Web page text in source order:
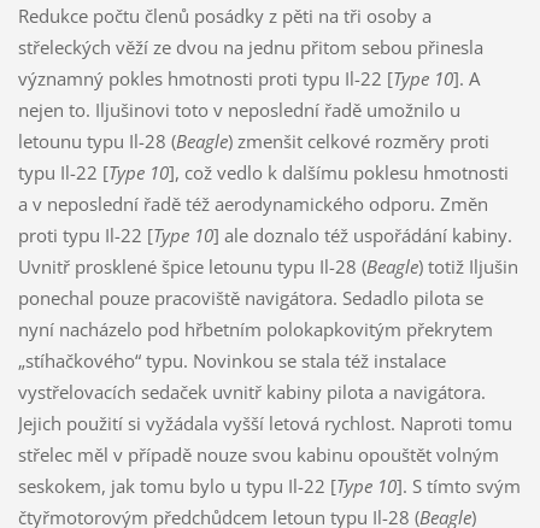
Redukce počtu členů posádky z pěti na tři osoby a
střeleckých věží ze dvou na jednu přitom sebou přinesla
významný pokles hmotnosti proti typu Il-22 [Type 10]. A
nejen to. Iljušinovi toto v neposlední řadě umožnilo u
letounu typu Il-28 (Beagle) zmenšit celkové rozměry proti
typu Il-22 [Type 10], což vedlo k dalšímu poklesu hmotnosti
a v neposlední řadě též aerodynamického odporu. Změn
proti typu Il-22 [Type 10] ale doznalo též uspořádání kabiny.
Uvnitř prosklené špice letounu typu Il-28 (Beagle) totiž Iljušin
ponechal pouze pracoviště navigátora. Sedadlo pilota se
nyní nacházelo pod hřbetním polokapkovitým překrytem
„stíhačkového“ typu. Novinkou se stala též instalace
vystřelovacích sedaček uvnitř kabiny pilota a navigátora.
Jejich použití si vyžádala vyšší letová rychlost. Naproti tomu
střelec měl v případě nouze svou kabinu opouštět volným
seskokem, jak tomu bylo u typu Il-22 [Type 10]. S tímto svým
čtyřmotorovým předchůdcem letoun typu Il-28 (Beagle)